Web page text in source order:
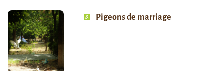
Pigeons de marriage